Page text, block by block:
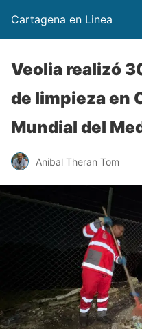
Cartagena en Linea
Veolia realizó
de limpieza en
Mundial del
Anibal Theran Tom